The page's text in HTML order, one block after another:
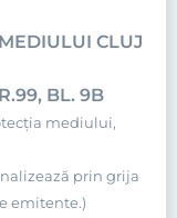
CLUJ
BL. 9B
mediului,
prin grija
emitente.)